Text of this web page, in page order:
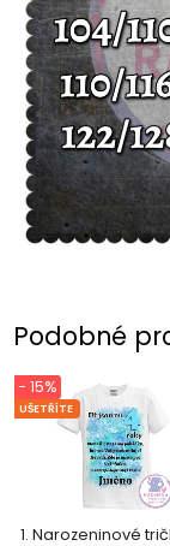
Podobné
1. Narozeninové
UŠETŘÍTE
- 15%